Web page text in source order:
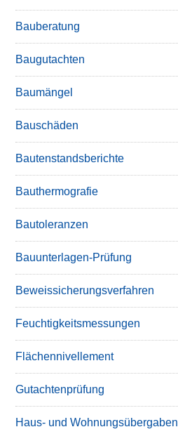
Bauberatung
Baugutachten
Baumängel
Bauschäden
Bautenstandsberichte
Bauthermografie
Bautoleranzen
Bauunterlagen-Prüfung
Beweissicherungsverfahren
Feuchtigkeitsmessungen
Flächennivellement
Gutachtenprüfung
Haus- und Wohnungsübergaben